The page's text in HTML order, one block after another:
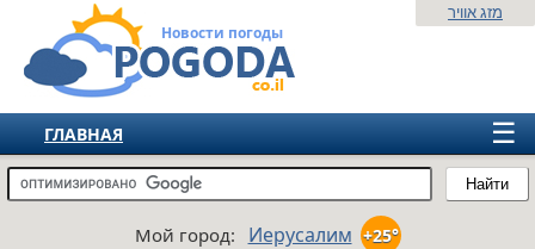
Новости погоды
Найти
מזג אוויר
☰
ГЛАВНАЯ
ИЗРАИЛЬ
Мой город: Иерусалим +25°